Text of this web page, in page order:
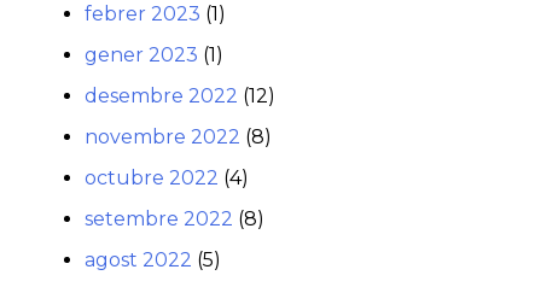
febrer 2023 (1)
gener 2023 (1)
desembre 2022 (12)
novembre 2022 (8)
octubre 2022 (4)
setembre 2022 (8)
agost 2022 (5)